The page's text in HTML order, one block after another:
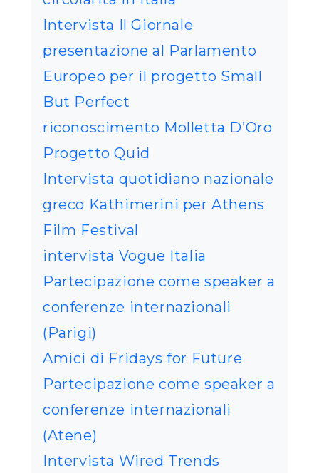
Intervista Il Giornale
presentazione al Parlamento
Europeo per il progetto Small
But Perfect
riconoscimento Molletta D’Oro
Progetto Quid
Intervista quotidiano nazionale
greco Kathimerini per Athens
Film Festival
intervista Vogue Italia
Partecipazione come speaker a
conferenze internazionali
(Parigi)
Amici di Fridays for Future
Partecipazione come speaker a
conferenze internazionali
(Atene)
Intervista Wired Trends